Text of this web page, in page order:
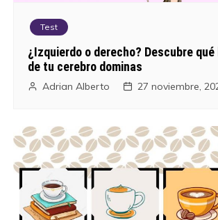
Test
¿Izquierdo o derecho? Descubre
de tu cerebro dominas
Adrian Alberto 27 noviembre,